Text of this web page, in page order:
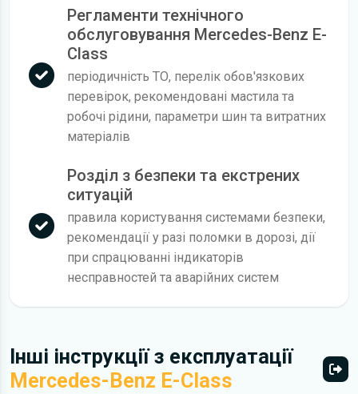
Регламенти технічного
обслуговування Mercedes-Benz E-
Class
періодичність ТО, перелік обов'язкових
перевірок, рекомендовані мастила та
робочі рідини, параметри шин та витратних
матеріалів
Розділ з безпеки та екстрених
ситуацій
правила користування системами безпеки,
рекомендації у разі поломки в дорозі, дії
при спрацюванні індикаторів
несправностей та аварійних систем
Інші інструкції з експлуатації
Mercedes-Benz E-Class
Всі